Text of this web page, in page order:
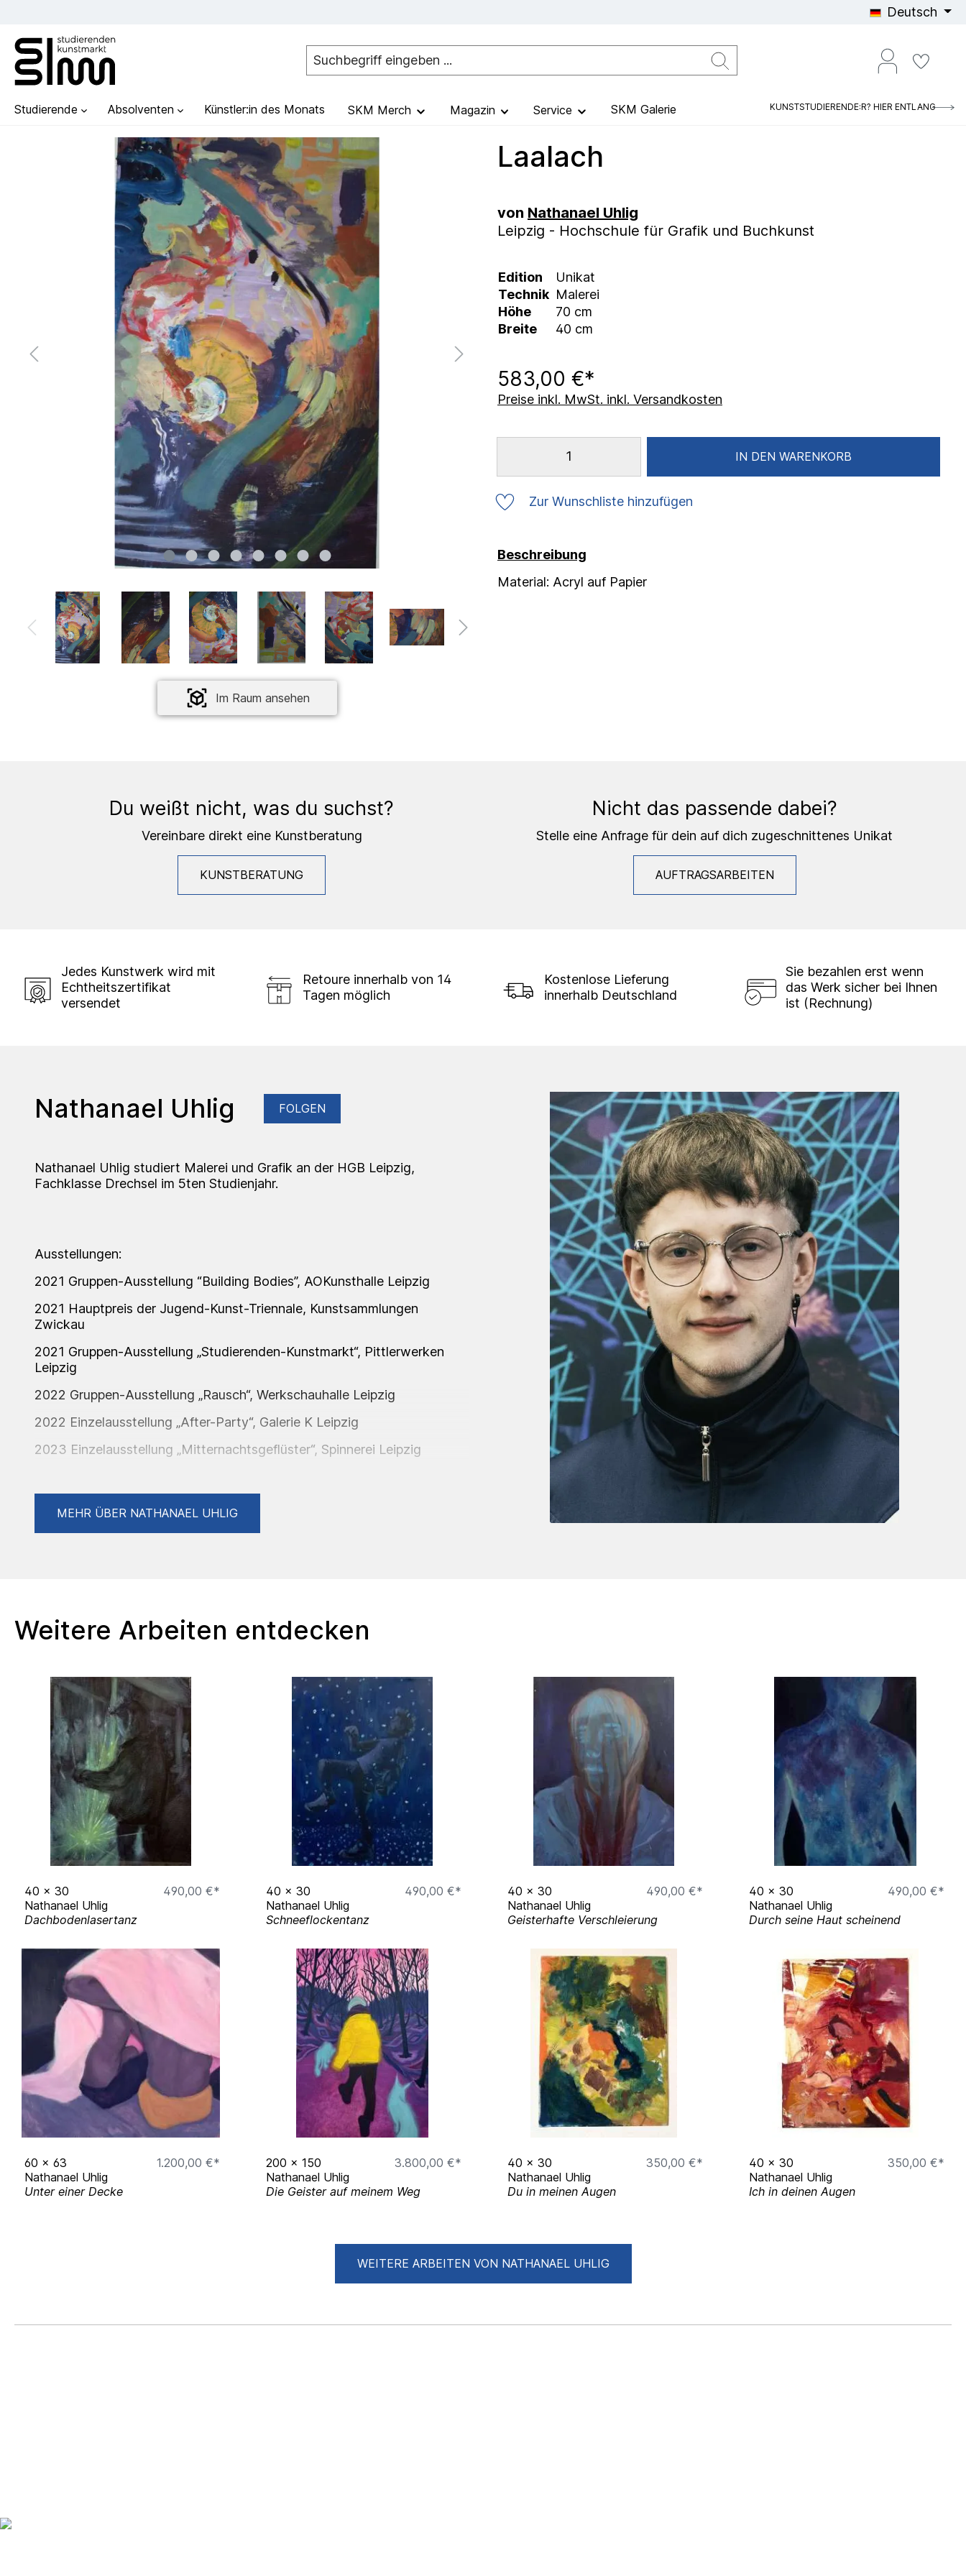
Deutsch
Studierende Absolventen Künstler:in des Monats SKM Merch Magazin Service SKM Galerie KUNSTSTUDIERENDE:R? HIER ENTLANG
Im Raum ansehen
Laalach
von Nathanael Uhlig
Leipzig - Hochschule für Grafik und Buchkunst
Edition
Unikat
Technik Malerei
Höhe
70 cm
Breite
40 cm
583,00 €*
Preise inkl. MwSt. inkl. Versandkosten
IN DEN WARENKORB
Zur Wunschliste hinzufügen
Beschreibung
Material: Acryl auf Papier
Du weißt nicht, was du suchst?
Vereinbare direkt eine Kunstberatung
KUNSTBERATUNG
Nicht das passende dabei?
Stelle eine Anfrage für dein auf dich zugeschnittenes Unikat
AUFTRAGSARBEITEN
Jedes Kunstwerk wird mit
Echtheitszertifikat
versendet
Retoure innerhalb von 14
Tagen möglich
Kostenlose Lieferung
innerhalb Deutschland
Sie bezahlen erst wenn
das Werk sicher bei Ihnen
ist (Rechnung)
Nathanael Uhlig FOLGEN
Nathanael Uhlig studiert Malerei und Grafik an der HGB Leipzig,
Fachklasse Drechsel im 5ten Studienjahr.
Ausstellungen:
2021 Gruppen-Ausstellung “Building Bodies”, AOKunsthalle Leipzig
2021 Hauptpreis der Jugend-Kunst-Triennale, Kunstsammlungen
Zwickau
2021 Gruppen-Ausstellung „Studierenden-Kunstmarkt“, Pittlerwerken
Leipzig
2022 Gruppen-Ausstellung „Rausch“, Werkschauhalle Leipzig
2022 Einzelausstellung „After-Party“, Galerie K Leipzig
2023 Einzelausstellung „Mitternachtsgeflüster“, Spinnerei Leipzig
Leipzig
2024Gruppenausstellung „NOSW“, Neurotitan Berlin
MEHR ÜBER NATHANAEL UHLIG
Weitere Arbeiten entdecken
40 x 30
490,00 €*
Nathanael Uhlig
Dachbodenlasertanz
40 x 30
490,00 €*
Nathanael Uhlig
Schneeflockentanz
40 x 30
490,00 €*
Nathanael Uhlig
Geisterhafte Verschleierung
40 x 30
490,00 €*
Nathanael Uhlig
Durch seine Haut scheinend
60 x 63
1.200,00 €*
Nathanael Uhlig
Unter einer Decke
200 x 150
3.800,00 €*
Nathanael Uhlig
Die Geister auf meinem Weg
40 x 30
350,00 €*
Nathanael Uhlig
Du in meinen Augen
40 x 30
350,00 €*
Nathanael Uhlig
Ich in deinen Augen
WEITERE ARBEITEN VON NATHANAEL UHLIG